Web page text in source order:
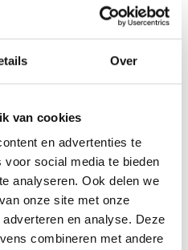
Over
van cookies
en advertenties te
social media te bieden
analyseren. Ook delen we
onze site met onze
en analyse. Deze
combineren met andere